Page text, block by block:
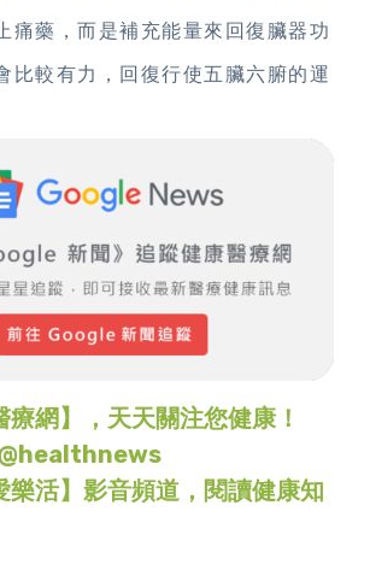
痛藥，而是補充能量來回復臟器功
比較有力，回復行使五臟六腑的運
療網】，天天關注您健康！
樂活】影音頻道，閱讀健康知